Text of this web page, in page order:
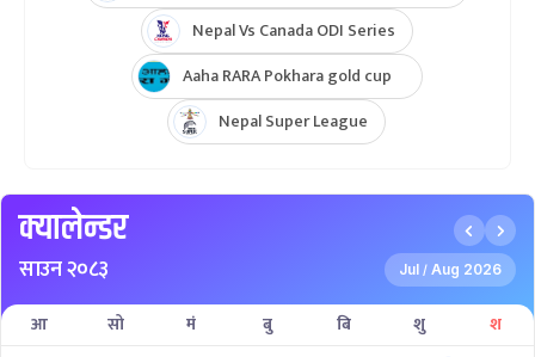
Nepal Vs Canada ODI Series
Aaha RARA Pokhara gold cup
Nepal Super League
क्यालेन्डर
साउन २०८३ Jul / Aug 2026
आ सो मं बु बि शु श